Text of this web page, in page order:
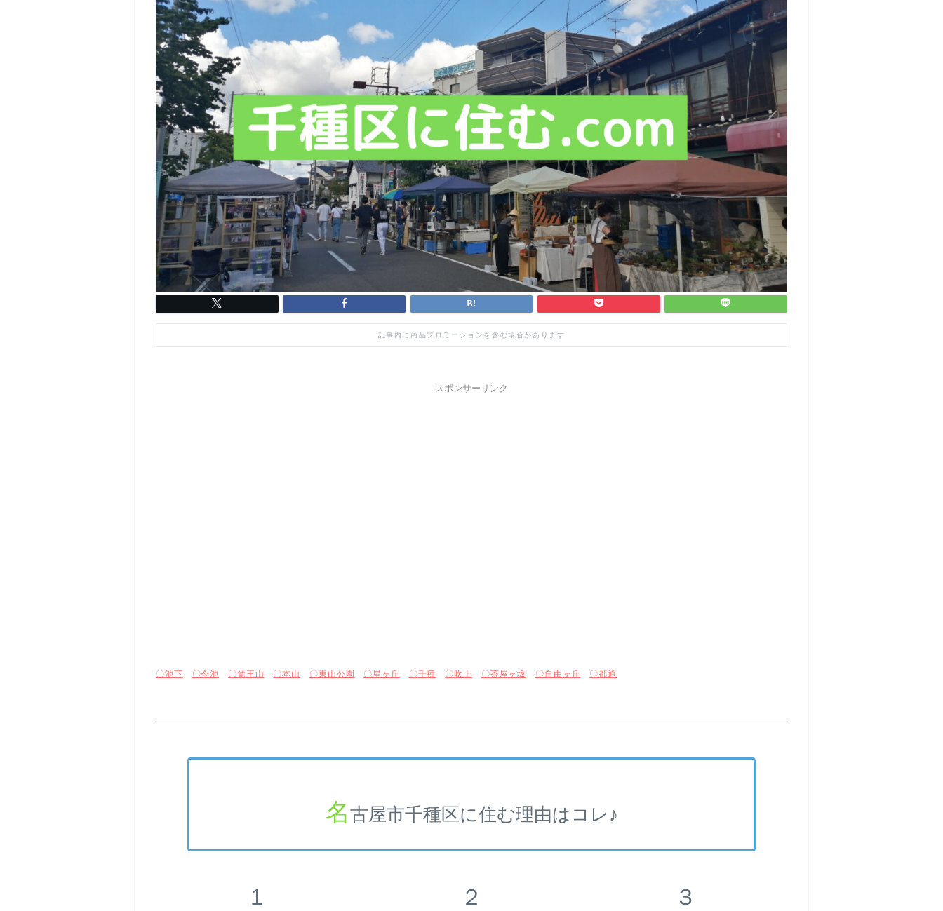
記事内に商品プロモーションを含む場合があります
スポンサーリンク
〇池下 〇今池 〇覚王山 〇本山 〇東山公園 〇星ヶ丘 〇千種 〇吹上 〇茶屋ヶ坂 〇自由ヶ丘 〇都通
名古屋市千種区に住む理由はコレ♪
1 ２ ３